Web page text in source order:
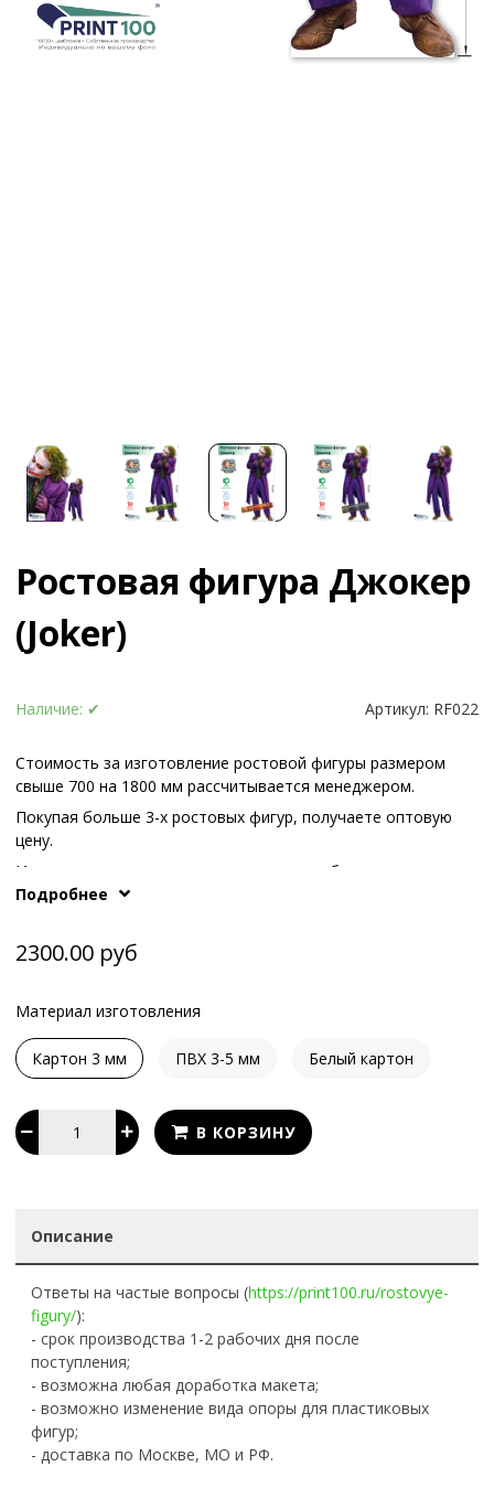
Ростовая фигура Джокер
(Joker)
Наличие: ✔ Артикул: RF022
Стоимость за изготовление ростовой фигуры размером
свыше 700 на 1800 мм рассчитывается менеджером.
Покупая больше 3-х ростовых фигур, получаете оптовую
цену.
Иные варианты опоры или конструкции обсуждаются с
нашими менеджерам по телефонам или в
Подробнее
2300.00 руб
Материал изготовления
Картон 3 мм ПВХ 3-5 мм Белый картон
В КОРЗИНУ
Описание
Ответы на частые вопросы (https://print100.ru/rostovye-
figury/):
- срок производства 1-2 рабочих дня после
поступления;
- возможна любая доработка макета;
- возможно изменение вида опоры для пластиковых
фигур;
- доставка по Москве, МО и РФ.